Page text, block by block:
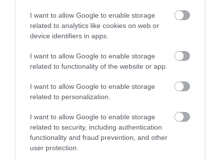
I want to allow Google to enable storage
related to analytics like cookies on web or
device identifiers in apps.
I want to allow Google to enable storage
related to functionality of the website or app.
I want to allow Google to enable storage
related to personalization.
I want to allow Google to enable storage
related to security, including authentication
functionality and fraud prevention, and other
user protection.
ma.hu legfrissebb hírei:
Vitézy Dávid: 2,3 milliárd forint került vissza az államhoz
Saját életét is kockára tette a magyar erdész, hogy
megállítsa a tüzet
Második világháborús MG-42 géppuskát emeltek ki a
Dunából - a rendőrség lefoglalta
A Miniszterelnökség felmondta a Lounge Eventtel kötött
keretszerződését